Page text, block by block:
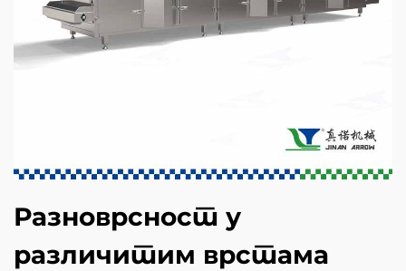
Разноврсност у
различитим врстама